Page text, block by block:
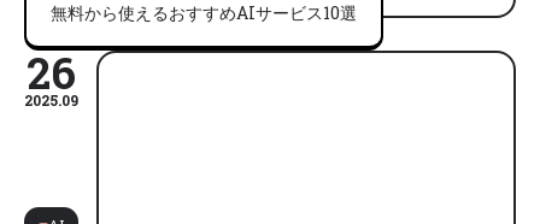
無料から使えるおすすめAIサービス10選
26
2025.09